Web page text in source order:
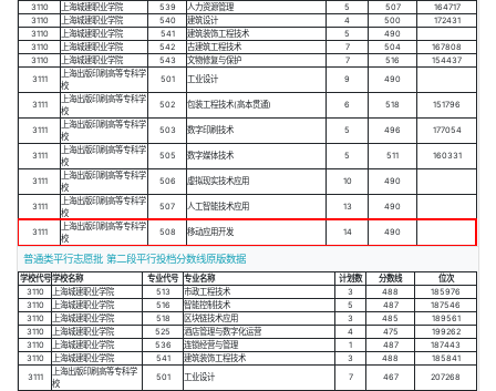
3110
上海城建职业学院 539 人力资源管理 5 507
164717
3110
上海城建职业学院 540 建筑设计 4 500
172431
3110
上海城建职业学院 541 建筑装饰工程技术 5
490
3110
上海城建职业学院 542 古建筑工程技术 7 504
167808
3110
上海城建职业学院 543 文物修复与保护 7 516
154437
3111
上海出版印刷高等专科学
校
501 工业设计 9 490
3111
上海出版印刷高等专科学
校
502 包装工程技术(高本贯通) 6 518 151796
3111
上海出版印刷高等专科学
校
503 数字印刷技术 5 496 177054
3111
上海出版印刷高等专科学
校
505 数字媒体技术 5 511 160331
3111
上海出版印刷高等专科学
校
506 虚拟现实技术应用 10 490
3111
上海出版印刷高等专科学
校
507 人工智能技术应用 13 490
3111
上海出版印刷高等专科学
校
508 移动应用开发 14 490
普通类平行志愿批 第二段平行投档分数线原版数据
学校代号学校名称 专业代号 专业名称 计划数 分数线
位次
3110
上海城建职业学院 513 市政工程技术 3 488
185976
3110
上海城建职业学院 516 智能控制技术 5 487
187546
3110
上海城建职业学院 518 区块链技术应用 3 485
189561
3110
上海城建职业学院 525 酒店管理与数字化运营 4 475
199262
3110
上海城建职业学院 536 连锁经营与管理 1 487
187443
3110
上海城建职业学院 541 建筑装饰工程技术 3 488
185841
3111
上海出版印刷高等专科学
校
501 工业设计 7 467 207268